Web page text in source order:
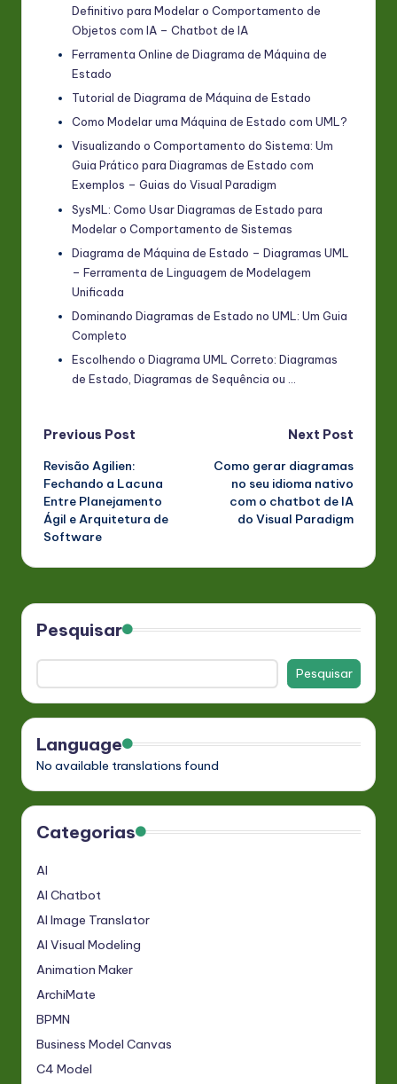
Definitivo para Modelar o Comportamento de
Objetos com IA – Chatbot de IA
Ferramenta Online de Diagrama de Máquina de
Estado
Tutorial de Diagrama de Máquina de Estado
Como Modelar uma Máquina de Estado com UML?
Visualizando o Comportamento do Sistema: Um
Guia Prático para Diagramas de Estado com
Exemplos – Guias do Visual Paradigm
SysML: Como Usar Diagramas de Estado para
Modelar o Comportamento de Sistemas
Diagrama de Máquina de Estado – Diagramas UML
– Ferramenta de Linguagem de Modelagem
Unificada
Dominando Diagramas de Estado no UML: Um Guia
Completo
Escolhendo o Diagrama UML Correto: Diagramas
de Estado, Diagramas de Sequência ou …
Post
navigation
Previous Post
Revisão Agilien:
Fechando a Lacuna
Entre Planejamento
Ágil e Arquitetura de
Software
Next Post
Como gerar diagramas
no seu idioma nativo
com o chatbot de IA
do Visual Paradigm
Pesquisar
Pesquisar
Language
No available translations found
Categorias
AI
AI Chatbot
AI Image Translator
AI Visual Modeling
Animation Maker
ArchiMate
BPMN
Business Model Canvas
C4 Model